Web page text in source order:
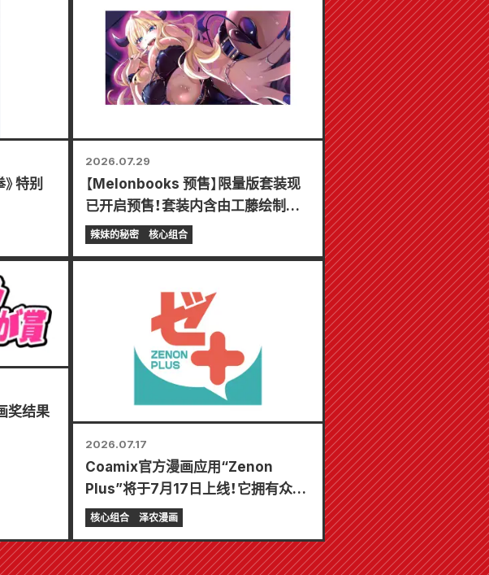
特别
2026.07.29
【Melonbooks 预售】限量版套装现
已开启预售！套装内含由工藤绘制的
东条冬树精美插画特别版游戏垫！《辣
妹新娘的秘密》最新第6卷将于10月
辣妹的秘密 核心组合
奖结果
2026.07.17
Coamix官方漫画应用“Zenon
Plus”将于7月17日上线！它拥有众多
精彩功能，让您尽享娱乐，包括“选
新”！
核心组合 泽农漫画